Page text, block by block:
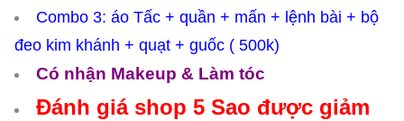
Combo 3: áo Tấc + quần + mấn + lệnh bài + bộ
đeo kim khánh + quạt + guốc ( 500k)
Có nhận Makeup & Làm tóc
Đánh giá shop 5 Sao được giảm